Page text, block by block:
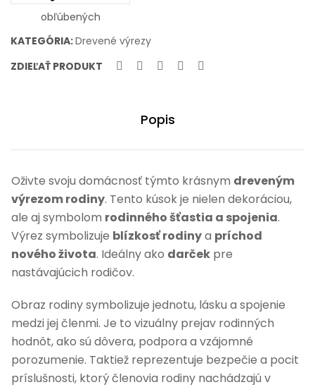
III.
obľúbených
KATEGÓRIA:Drevené výrezy
ZDIEĽAŤ PRODUKT
Popis
Oživte svoju domácnosť týmto krásnym dreveným
výrezom rodiny. Tento kúsok je nielen dekoráciou,
ale aj symbolom rodinného šťastia a spojenia.
Výrez symbolizuje blízkosť rodinya príchod
nového života. Ideálny ako darček pre
nastávajúcich rodičov.
Obraz rodiny symbolizuje jednotu, lásku a spojenie
medzi jej členmi. Je to vizuálny prejav rodinných
hodnôt, ako sú dôvera, podpora a vzájomné
porozumenie. Taktiež reprezentuje bezpečie a pocit
príslušnosti, ktorý členovia rodiny nachádzajú v